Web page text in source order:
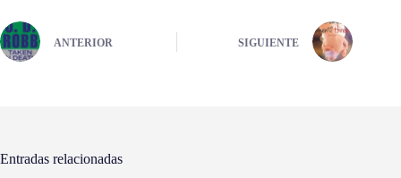
ANTERIOR SIGUIENTE
Entradas relacionadas